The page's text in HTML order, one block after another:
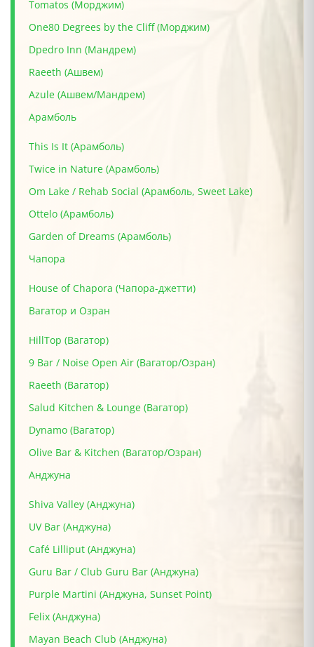
Tomatos (Морджим)
One80 Degrees by the Cliff (Морджим)
Dpedro Inn (Мандрем)
Raeeth (Ашвем)
Azule (Ашвем/Мандрем)
Арамболь
This Is It (Арамболь)
Twice in Nature (Арамболь)
Om Lake / Rehab Social (Арамболь, Sweet Lake)
Ottelo (Арамболь)
Garden of Dreams (Арамболь)
Чапора
House of Chapora (Чапора-джетти)
Вагатор и Озран
HillTop (Вагатор)
9 Bar / Noise Open Air (Вагатор/Озран)
Raeeth (Вагатор)
Salud Kitchen & Lounge (Вагатор)
Dynamo (Вагатор)
Olive Bar & Kitchen (Вагатор/Озран)
Анджуна
Shiva Valley (Анджуна)
UV Bar (Анджуна)
Café Lilliput (Анджуна)
Guru Bar / Club Guru Bar (Анджуна)
Purple Martini (Анджуна, Sunset Point)
Felix (Анджуна)
Mayan Beach Club (Анджуна)